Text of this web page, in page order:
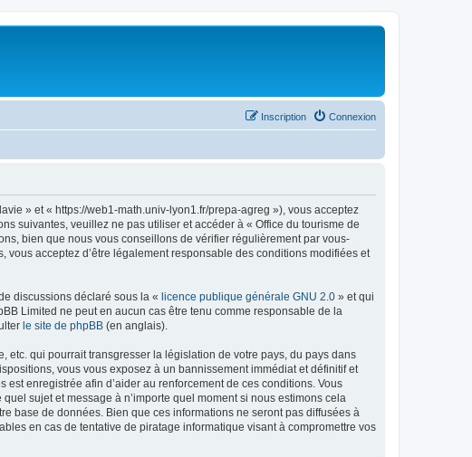
Connexion
Inscription
» et « https://web1-math.univ-lyon1.fr/prepa-agreg »), vous acceptez
suivantes, veuillez ne pas utiliser et accéder à « Office du tourisme de
bien que nous vous conseillons de vérifier régulièrement par vous-
acceptez d’être légalement responsable des conditions modifiées et
discussions déclaré sous la « licence publique générale GNU 2.0 » et qui
Limited ne peut en aucun cas être tenu comme responsable de la
le site de phpBB (en anglais).
qui pourrait transgresser la législation de votre pays, du pays dans
vous vous exposez à un bannissement immédiat et définitif et
est enregistrée afin d’aider au renforcement de ces conditions. Vous
sujet et message à n’importe quel moment si nous estimons cela
base de données. Bien que ces informations ne seront pas diffusées à
en cas de tentative de piratage informatique visant à compromettre vos